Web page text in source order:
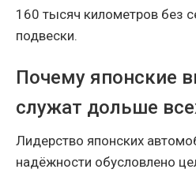
160 тысяч километров без
подвески.
Почему японские
служат дольше
Лидерство японских
надёжности обусловлено